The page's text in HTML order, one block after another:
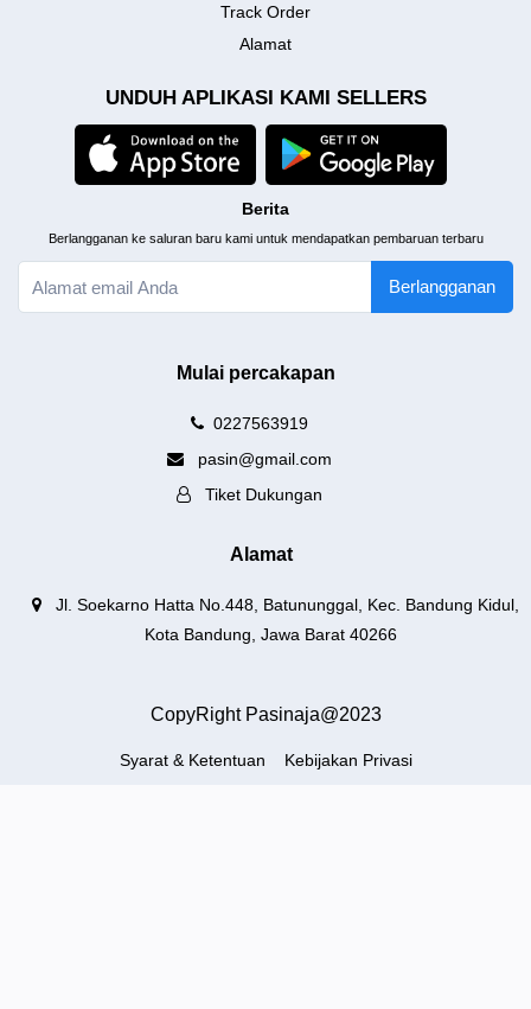
Track Order
Alamat
UNDUH APLIKASI KAMI SELLERS
Berita
Berlangganan ke saluran baru kami untuk mendapatkan pembaruan terbaru
Berlangganan
Mulai percakapan
0227563919
pasin@gmail.com
Tiket Dukungan
Alamat
Jl. Soekarno Hatta No.448, Batununggal, Kec. Bandung Kidul,
Kota Bandung, Jawa Barat 40266
CopyRight Pasinaja@2023
Syarat & Ketentuan Kebijakan Privasi